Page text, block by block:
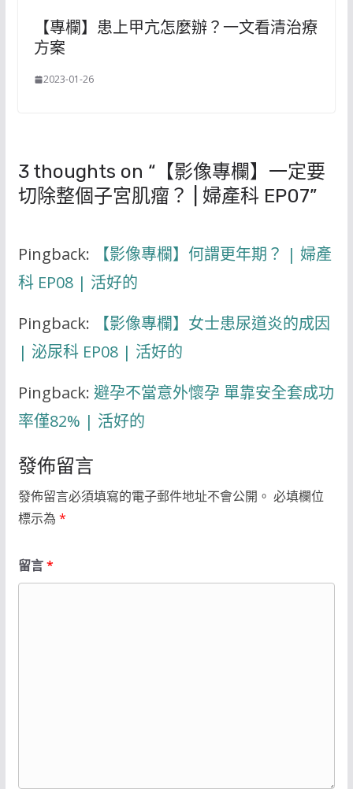
【專欄】患上甲亢怎麼辦？一文看清治療
方案
2023-01-26
3 thoughts on “【影像專欄】一定要
切除整個子宮肌瘤？ | 婦產科 EP07”
Pingback:
【影像專欄】何謂更年期？ | 婦產
科 EP08 | 活好的
Pingback:
【影像專欄】女士患尿道炎的成因
| 泌尿科 EP08 | 活好的
Pingback: 避孕不當意外懷孕 單靠安全套成功
率僅82% | 活好的
發佈留言
發佈留言必須填寫的電子郵件地址不會公開。 必填欄位
標示為 *
留言*